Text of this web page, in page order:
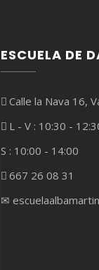
ESCUELA DE
Calle la Nava 16,
L - V : 10:30 -
S : 10:00 - 14:00
667 26 08 31
✉︎